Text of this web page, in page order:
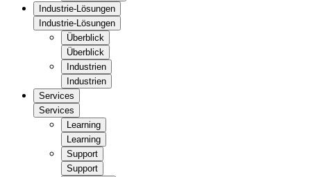
Industrie-Lösungen
Industrie-Lösungen
Überblick
Überblick
Industrien
Industrien
Services
Services
Learning
Learning
Support
Support